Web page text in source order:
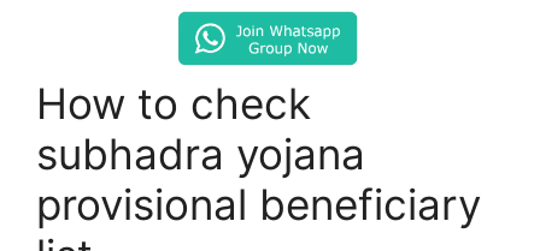
How to check
subhadra yojana
provisional beneficiary